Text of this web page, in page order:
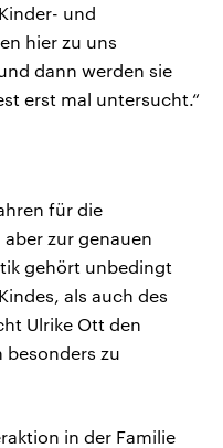
und
hier zu uns
dann werden sie
erst mal untersucht.“
für die
zur genauen
gehört unbedingt
als auch des
Ulrike Ott den
besonders zu
in der Familie